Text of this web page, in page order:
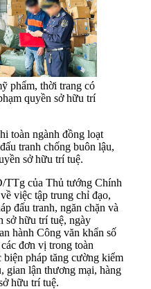
phẩm, thời trang có
quyền sở hữu trí
toàn ngành đồng loạt
tranh chống buôn lậu,
sở hữu trí tuệ.
TTg của Thủ tướng Chính
việc tập trung chỉ đạo,
đấu tranh, ngăn chặn và
sở hữu trí tuệ, ngày
hành Công văn khẩn số
đơn vị trong toàn
pháp tăng cường kiểm
gian lận thương mại, hàng
hữu trí tuệ.